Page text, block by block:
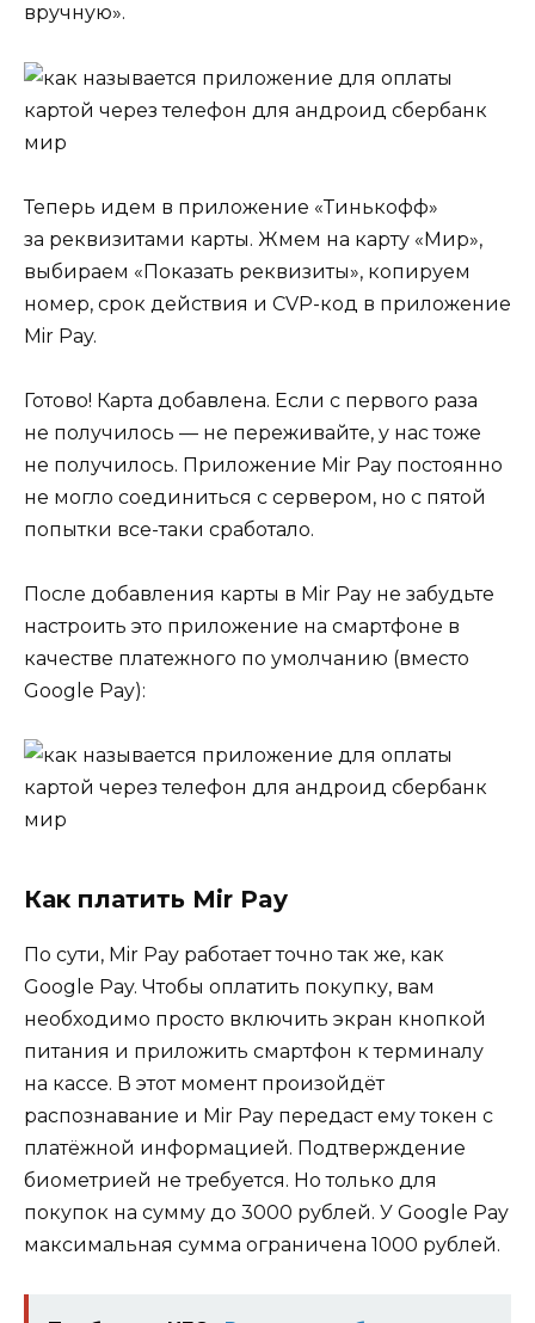
вручную».
Теперь идем в приложение «Тинькофф»
за реквизитами карты. Жмем на карту «Мир»,
выбираем «Показать реквизиты», копируем
номер, срок действия и CVP-код в приложение
Mir Pay.
Готово! Карта добавлена. Если с первого раза
не получилось — не переживайте, у нас тоже
не получилось. Приложение Mir Pay постоянно
не могло соединиться с сервером, но с пятой
попытки все-таки сработало.
После добавления карты в Mir Pay не забудьте
настроить это приложение на смартфоне в
качестве платежного по умолчанию (вместо
Google Pay):
Как платить Mir Pay
По сути, Mir Pay работает точно так же, как
Google Pay. Чтобы оплатить покупку, вам
необходимо просто включить экран кнопкой
питания и приложить смартфон к терминалу
на кассе. В этот момент произойдёт
распознавание и Mir Pay передаст ему токен с
платёжной информацией. Подтверждение
биометрией не требуется. Но только для
покупок на сумму до 3000 рублей. У Google Pay
максимальная сумма ограничена 1000 рублей.